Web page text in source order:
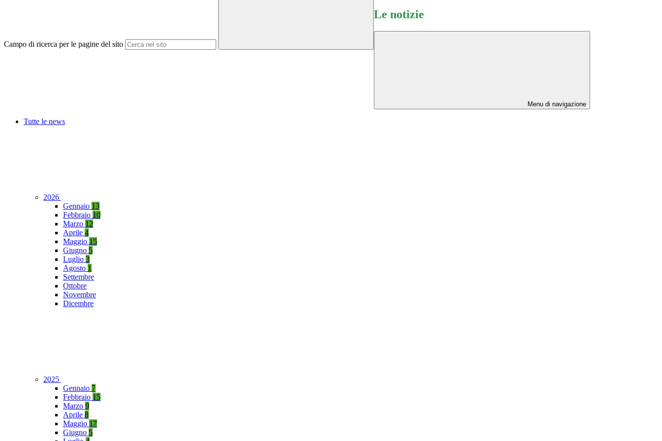
Campo di ricerca per le pagine del sito
Le notizie
Menu di navigazione
Tutte le news
2026
Gennaio 13
Febbraio 10
Marzo 12
Aprile 4
Maggio 15
Giugno 5
Luglio 3
Agosto 1
Settembre
Ottobre
Novembre
Dicembre
2025
Gennaio 7
Febbraio 15
Marzo 9
Aprile 8
Maggio 17
Giugno 5